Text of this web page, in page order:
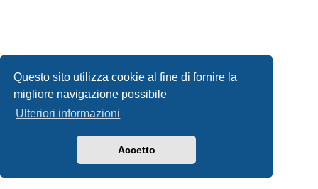
Questo sito utilizza cookie al fine di fornire la
migliore navigazione possibile
Ulteriori informazioni
Accetto